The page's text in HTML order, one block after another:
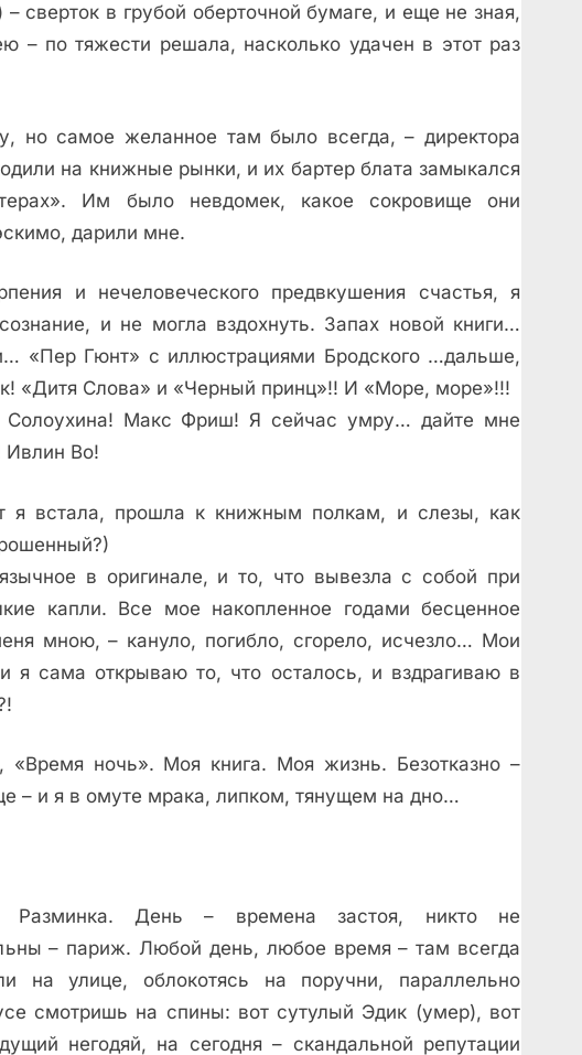
сверток в грубой оберточной бумаге, и еще не зная,
– по тяжести решала, насколько удачен в этот раз
но самое желанное там было всегда, – директора
на книжные рынки, и их бартер блата замыкался
Им было невдомек, какое сокровище они
дарили мне.
и нечеловеческого предвкушения счастья, я
и не могла вздохнуть. Запах новой книги…
«Пер Гюнт» с иллюстрациями Бродского …дальше,
«Дитя Слова» и «Черный принц»!! И «Море, море»!!!
Макс Фриш! Я сейчас умру… дайте мне
Во!
я встала, прошла к книжным полкам, и слезы, как
в оригинале, и то, что вывезла с собой при
капли. Все мое накопленное годами бесценное
мною, – кануло, погибло, сгорело, исчезло… Мои
я сама открываю то, что осталось, и вздрагиваю в
«Время ночь». Моя книга. Моя жизнь. Безотказно –
– и я в омуте мрака, липком, тянущем на дно…
День – времена застоя, никто не
– париж. Любой день, любое время – там всегда
на улице, облокотясь на поручни, параллельно
смотришь на спины: вот сутулый Эдик (умер), вот
негодяй, на сегодня – скандальной репутации